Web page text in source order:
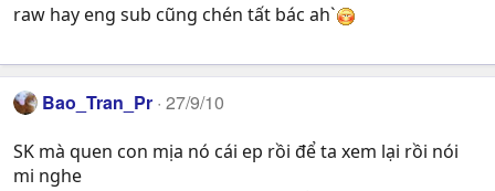
raw hay eng sub cũng chén tất bác ah`
Bao_Tran_Pr 27/9/10
SK mà quen con mịa nó cái ep rồi để ta xem lại rồi nói
mi nghe